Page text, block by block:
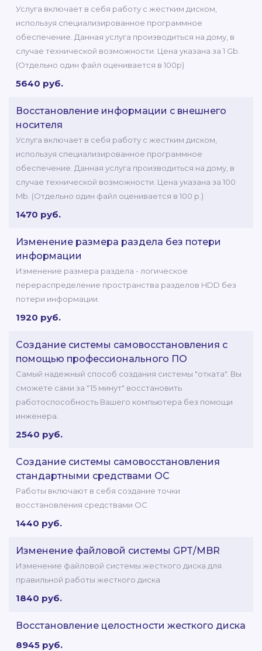
Услуга включает в себя работу с жестким диском,
используя специализированное программное
обеспечение. Данная услуга производиться на дому, в
случае технической возможности. Цена указана за 1 Gb.
(Отдельно один файл оценивается в 100р)
5640 руб.
Восстановление информации с внешнего
носителя
Услуга включает в себя работу с жестким диском,
используя специализированное программное
обеспечение. Данная услуга производиться на дому, в
случае технической возможности. Цена указана за 100
Mb. (Отдельно один файл оценивается в 100 р.)
1470 руб.
Изменение размера раздела без потери
информации
Изменение размера раздела - логическое
перераспределение пространства разделов HDD без
потери информации.
1920 руб.
Создание системы самовосстановления с
помощью профессионального ПО
Самый надежный способ создания системы "отката". Вы
сможете сами за "15 минут" восстановить
работоспособность Вашего компьютера без помощи
инженера.
2540 руб.
Создание системы самовосстановления
стандартными средствами ОС
Работы включают в себя создание точки
восстановления средствами ОС
1440 руб.
Изменение файловой системы GPT/MBR
Изменение файловой системы жесткого диска для
правильной работы жесткого диска
1840 руб.
Восстановление целостности жесткого диска
8945 руб.